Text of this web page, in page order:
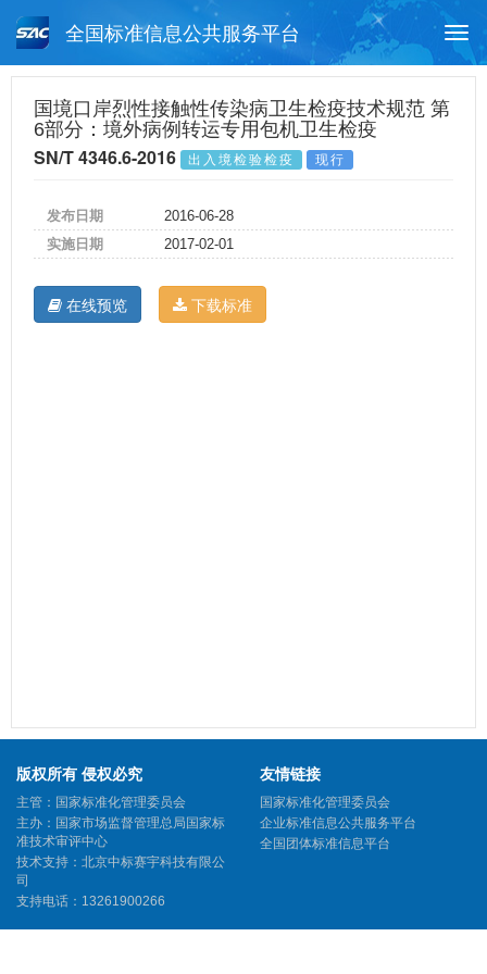
全国标准信息公共服务平台
标准公告查询
国境口岸烈性接触性传染病卫生检疫技术规范 第
6部分：境外病例转运专用包机卫生检疫
SN/T 4346.6-2016 出入境检验检疫 现行
发布日期
2016-06-28
实施日期
2017-02-01
在线预览 下载标准
版权所有 侵权必究
主管：国家标准化管理委员会
主办：国家市场监督管理总局国家标
准技术审评中心
技术支持：北京中标赛宇科技有限公
司
支持电话：13261900266
友情链接
国家标准化管理委员会
企业标准信息公共服务平台
全国团体标准信息平台